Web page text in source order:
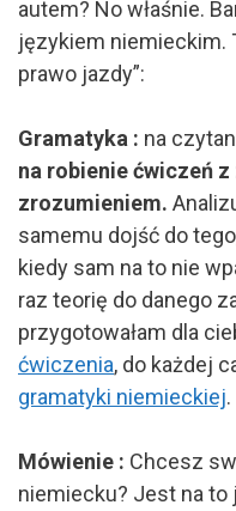
autem? No właśnie.
językiem niemieckim.
prawo jazdy”:
Gramatyka : na
na robienie ćwiczeń
zrozumieniem.
samemu dojść do
kiedy sam na to nie
raz teorię do danego
przygotowałam dla
ćwiczenia, do każdej
gramatyki niemieckiej.
Mówienie : Chcesz
niemiecku? Jest na